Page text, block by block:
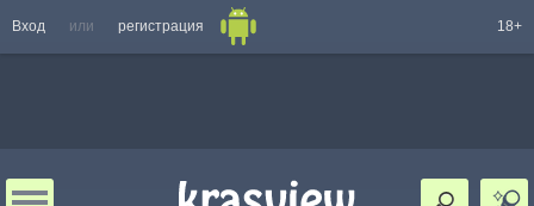
Вход или регистрация 18+